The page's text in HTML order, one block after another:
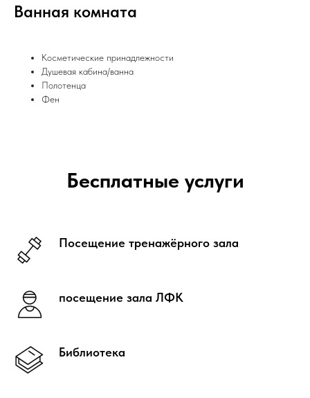
Ванная комната
Косметические принадлежности
Душевая кабина/ванна
Полотенца
Бесплатные услуги
Посещение тренажёрного зала
посещение зала ЛФК
Библиотека